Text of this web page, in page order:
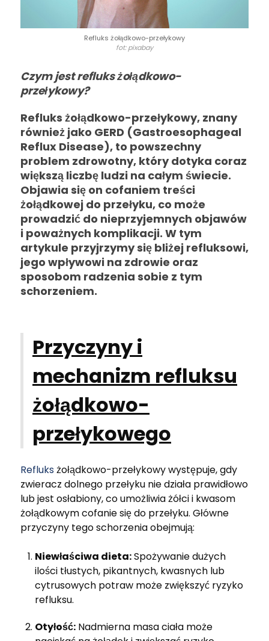
Refluks żołądkowo-przełykowy
fot: pixabay
Czym jest refluks żołądkowo-
przełykowy?
Refluks żołądkowo-przełykowy, znany
również jako GERD (Gastroesophageal
Reflux Disease), to powszechny
problem zdrowotny, który dotyka coraz
większą liczbę ludzi na całym świecie.
Objawia się on cofaniem treści
żołądkowej do przełyku, co może
prowadzić do nieprzyjemnych objawów
i poważnych komplikacji. W tym
artykule przyjrzymy się bliżej refluksowi,
jego wpływowi na zdrowie oraz
sposobom radzenia sobie z tym
schorzeniem.
Przyczyny i
mechanizm refluksu
żołądkowo-
przełykowego
Refluksżołądkowo-przełykowy występuje, gdy
zwieracz dolnego przełyku nie działa prawidłowo
lub jest osłabiony, co umożliwia żółci i kwasom
żołądkowym cofanie się do przełyku. Główne
przyczyny tego schorzenia obejmują:
Niewłaściwa dieta:Spożywanie dużych
ilości tłustych, pikantnych, kwasnych lub
cytrusowych potraw może zwiększyć ryzyko
refluksu.
Otyłość: Nadmierna masa ciała może